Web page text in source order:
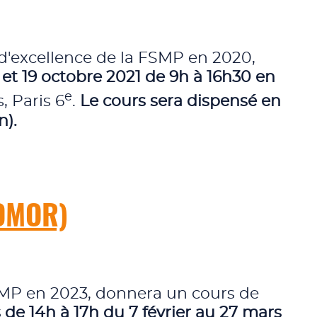
de la FSMP en 2020,
et 19 octobre 2021 de 9h à 16h30 en
Paris 6e. Le cours sera dispensé en
en 2023, donnera un cours de
14h à 17h du 7 février au 27 mars